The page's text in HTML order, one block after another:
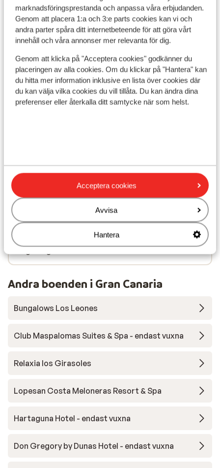
marknadsföringsprestanda och anpassa våra erbjudanden.
Genom att placera 1:a och 3:e parts cookies kan vi och
andra parter spåra ditt internetbeteende för att göra vårt
innehåll och våra annonser mer relevanta för dig.
Genom att klicka på "Acceptera cookies" godkänner du
placeringen av alla cookies. Om du klickar på "Hantera" kan
du hitta mer information inklusive en lista över cookies där
du kan välja vilka cookies du vill tillåta. Du kan ändra dina
preferenser eller återkalla ditt samtycke när som helst.
Acceptera cookies
Avvisa
Hantera
Visa på karta
I området
Avstånd till stranden ca 500 m (sandstrand, via en
lätt sluttande väg)
Avstånd till centrum: ca 700 m
Avstånd till gamla stadskärnan ca 700 m
Avstånd till uttagsautomat ca 200 m
Närmaste kiosk ca 200 m
Närmaste restaurang ca 700 m
Närmaste apotek ca 450 m
Närmaste läkare ca 500 m
Närmaste sjukhus ca 18 km
Andra boenden i Gran Canaria
Bungalows Los Leones
Club Maspalomas Suites & Spa - endast vuxna
Relaxia los Girasoles
Lopesan Costa Meloneras Resort & Spa
Hartaguna Hotel - endast vuxna
Don Gregory by Dunas Hotel - endast vuxna